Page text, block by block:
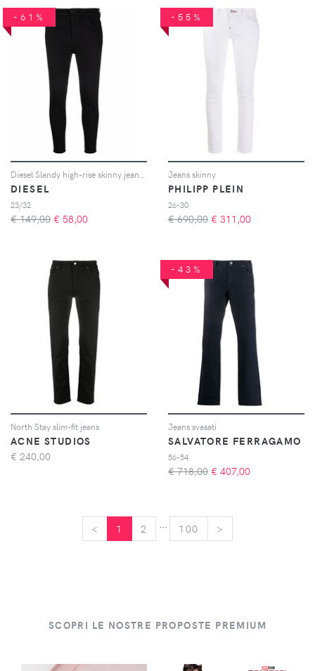
-61%
DIESEL
23/32
€ 149,00 € 58,00
-55%
Jeans skinny
PHILIPP PLEIN
26-30
€ 690,00 € 311,00
North Stay slim-fit jeans
ACNE STUDIOS
€ 240,00
-43%
Jeans svasati
SALVATORE FERRAGAMO
56-54
€ 718,00 € 407,00
< 1 2 ... 100 >
SCOPRI LE NOSTRE PROPOSTE PREMIUM